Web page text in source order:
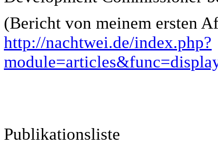
(Bericht von meinem ersten
http://nachtwei.de/index.php?
Publikationsliste